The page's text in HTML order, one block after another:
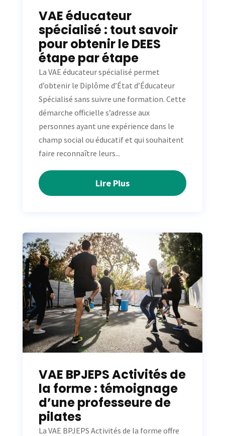
VAE éducateur
spécialisé : tout savoir
pour obtenir le DEES
étape par étape
La VAE éducateur spécialisé permet
d’obtenir le Diplôme d’État d’Éducateur
Spécialisé sans suivre une formation. Cette
démarche officielle s’adresse aux
personnes ayant une expérience dans le
champ social ou éducatif et qui souhaitent
faire reconnaître leurs...
Lire Plus
VAE BPJEPS Activités de
la forme : témoignage
d’une professeure de
pilates
La VAE BPJEPS Activités de la forme offre